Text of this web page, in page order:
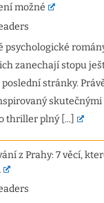
možné
psychologické
zanechají stopu
stránky.
skutečnými
thriller plný [...]
z Prahy: 7 věcí,